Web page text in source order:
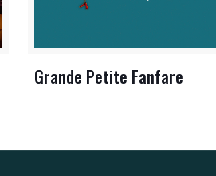
Grande Petite Fanfare